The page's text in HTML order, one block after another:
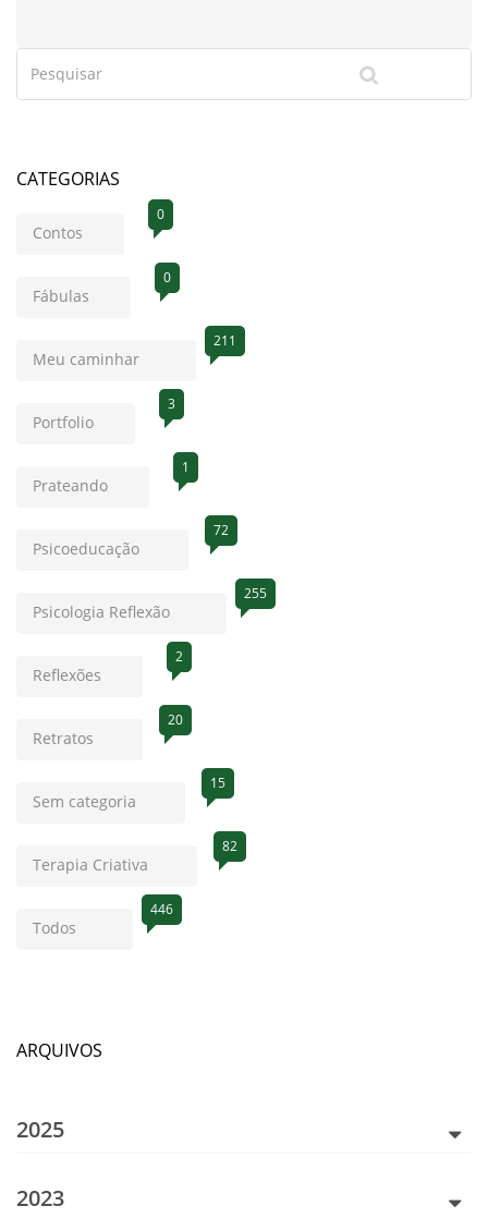
CATEGORIAS
Contos
0
Fábulas
0
Meu caminhar
211
Portfolio
3
Prateando
1
Psicoeducação
72
Psicologia Reflexão
255
Reflexões
2
Retratos
20
Sem categoria
15
Terapia Criativa
82
Todos
446
ARQUIVOS
2025
2023